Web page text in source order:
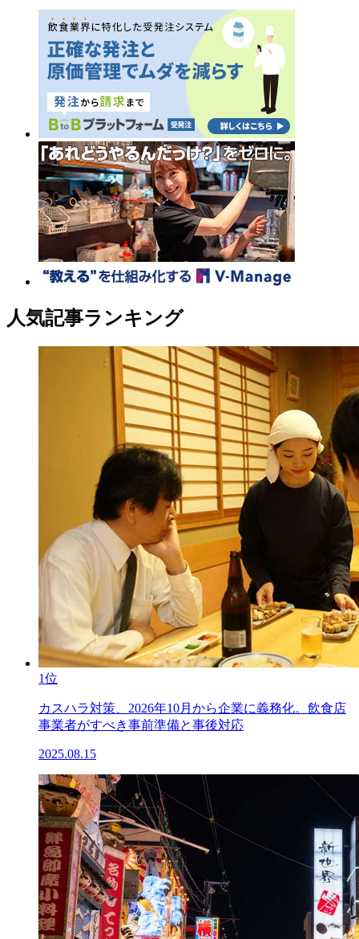
人気記事ランキング
1位
カスハラ対策、2026年10月から企業に義務化。飲食店
事業者がすべき事前準備と事後対応
2025.08.15